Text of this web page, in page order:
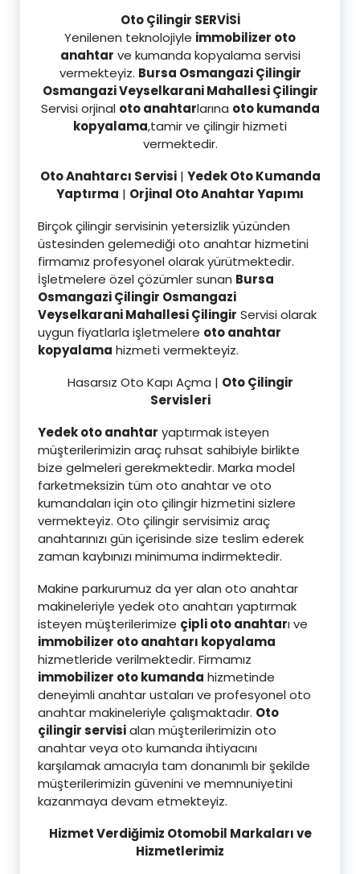
Oto Çilingir SERVİSİ
Yenilenen teknolojiyle immobilizer oto
anahtar ve kumanda kopyalama servisi
vermekteyiz. Bursa Osmangazi Çilingir
Osmangazi Veyselkarani Mahallesi Çilingir
Servisi orjinal oto anahtarlarına oto kumanda
kopyalama,tamir ve çilingir hizmeti
vermektedir.
Oto Anahtarcı Servisi| Yedek Oto Kumanda
Yaptırma | Orjinal Oto Anahtar Yapımı
Birçok çilingir servisinin yetersizlik yüzünden
üstesinden gelemediği oto anahtar hizmetini
firmamız profesyonel olarak yürütmektedir.
İşletmelere özel çözümler sunan Bursa
Osmangazi Çilingir Osmangazi
Veyselkarani Mahallesi Çilingir Servisi olarak
uygun fiyatlarla işletmelere oto anahtar
kopyalama hizmeti vermekteyiz.
Hasarsız Oto Kapı Açma | Oto Çilingir
Servisleri
Yedek oto anahtar yaptırmak isteyen
müşterilerimizin araç ruhsat sahibiyle birlikte
bize gelmeleri gerekmektedir. Marka model
farketmeksizin tüm oto anahtar ve oto
kumandaları için oto çilingir hizmetini sizlere
vermekteyiz. Oto çilingir servisimiz araç
anahtarınızı gün içerisinde size teslim ederek
zaman kaybınızı minimuma indirmektedir.
Makine parkurumuz da yer alan oto anahtar
makineleriyle yedek oto anahtarı yaptırmak
isteyen müşterilerimize çipli oto anahtarı ve
immobilizer oto anahtarı kopyalama
hizmetleride verilmektedir. Firmamız
immobilizer oto kumanda hizmetinde
deneyimli anahtar ustaları ve profesyonel oto
anahtar makineleriyle çalışmaktadır. Oto
çilingir servisialan müşterilerimizin oto
anahtar veya oto kumanda ihtiyacını
karşılamak amacıyla tam donanımlı bir şekilde
müşterilerimizin güvenini ve memnuniyetini
kazanmaya devam etmekteyiz.
Hizmet Verdiğimiz Otomobil Markaları ve
Hizmetlerimiz